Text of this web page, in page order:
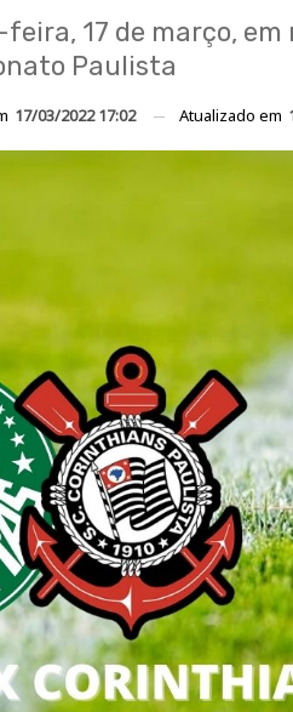
17 de março, em
Paulista
17/03/2022 17:02 Atualizado em